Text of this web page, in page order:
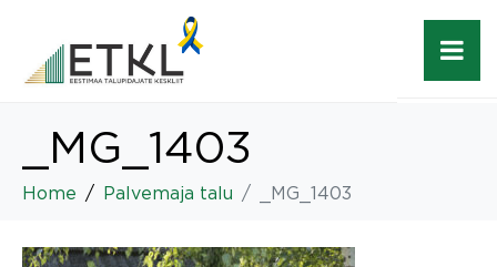
_MG_1403
Home Palvemaja talu _MG_1403